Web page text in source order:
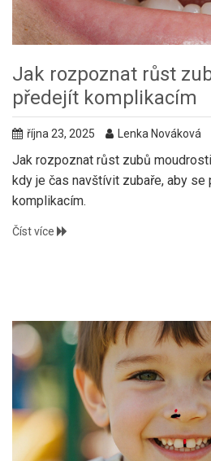
Jak rozpoznat růst
předejít komplikacím
října 23, 2025 Lenka Nováková
Jak rozpoznat růst zubů
kdy je čas navštívit zubaře, aby
komplikacím.
Číst více